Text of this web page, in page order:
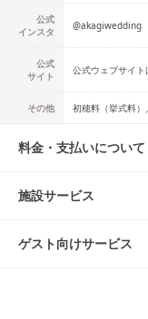
公式
インスタ
@akagiwedding
公式
サイト
公式ウェブサイト
その他 初穂料（挙式料）
料金・支払いについて
施設サービス
ゲスト向けサービス